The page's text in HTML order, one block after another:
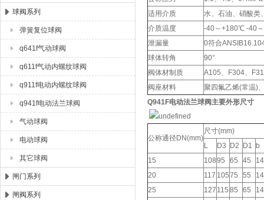
球阀系列
弹簧复位球阀
q641f气动球阀
q611f气动内螺纹球阀
q911f电动内螺纹球阀
q941f电动法兰球阀
气动球阀
电动球阀
其它球阀
闸门系列
闸阀系列
适用介质
水、石油、硝酸类
介质温度
-40～+180℃ -40
泄漏量
0符合
球体转角
90°
阀体材制质
A105、F304、
阀座材料
聚四氟乙烯(常温)
Q941F电动法兰球阀主要外形尺寸
公称通径DN(mm)
尺寸(mm)
L
D3 D2 D1 b
15
10895 65 45
14
20
117 10575 55
14
25
127 115 85 65
14